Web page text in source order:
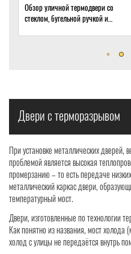
Обзор уличной термодвери со
стеклом, бугельной ручкой и
Двери с терморазрывом
При установке металлических дверей,
проблемой является высокая
промерзанию – то есть передаче
металлический каркас двери,
температурный мост.
Двери, изготовленные по технологии
Как понятно из названия, мост холода
холод с улицы не передаётся внутрь